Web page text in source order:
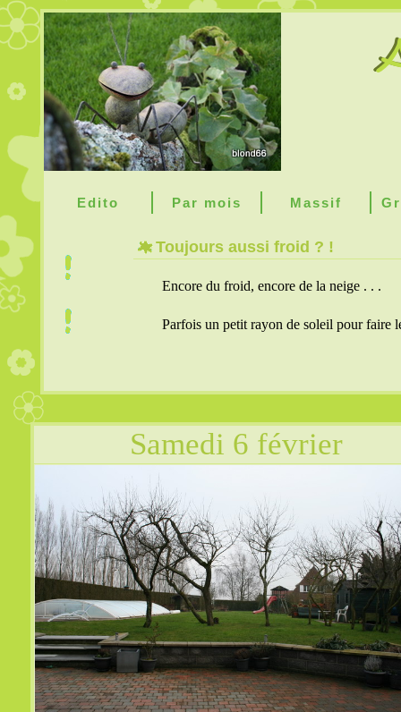
Edito Par mois Massif
Toujours aussi froid ? !
Encore du froid, encore de la neige . . .
Parfois un petit rayon de soleil pour faire
Samedi 6 février